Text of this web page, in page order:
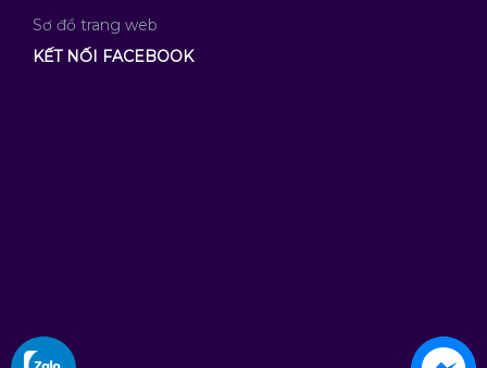
Sơ đồ trang web
KẾT NỐI FACEBOOK